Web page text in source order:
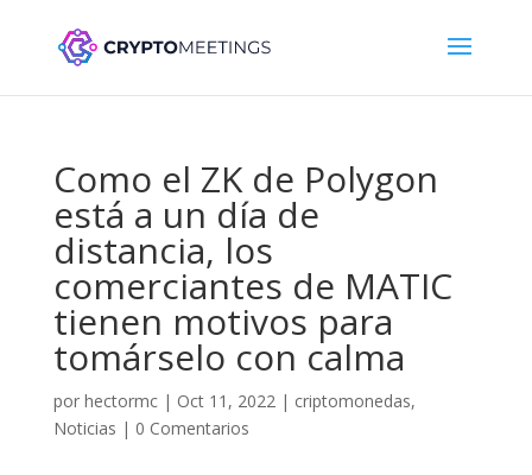
Como el ZK de Polygon
está a un día de
distancia, los
comerciantes de MATIC
tienen motivos para
tomárselo con calma
por hectormc| Oct 11, 2022| criptomonedas,
Noticias | 0 Comentarios